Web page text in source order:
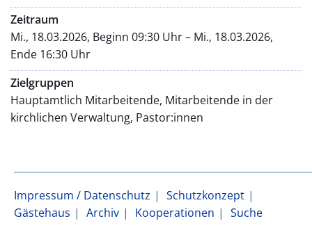
Zeitraum
Mi., 18.03.2026, Beginn 09:30 Uhr – Mi., 18.03.2026,
Ende 16:30 Uhr
Zielgruppen
Hauptamtlich Mitarbeitende, Mitarbeitende in der
kirchlichen Verwaltung, Pastor:innen
Impressum / Datenschutz
Schutzkonzept
Gästehaus
Archiv Kooperationen Suche